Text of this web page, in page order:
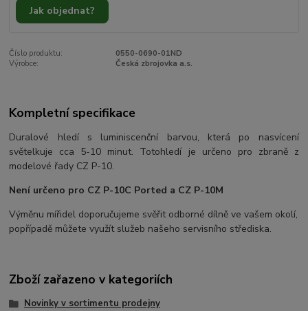
Jak objednat?
Číslo produktu:
0550-0690-01ND
Výrobce:
Česká zbrojovka a.s.
Kompletní specifikace
Duralové hledí s luminiscenční barvou, která po nasvícení
světelkuje cca 5-10 minut. Totohledí je určeno pro zbraně z
modelové řady CZ P-10.
Není určeno pro CZ P-10C Ported a CZ P-10M
Výměnu mířidel doporučujeme svěřit odborné dílně ve vašem okolí,
popřípadě můžete využít služeb našeho servisního střediska.
Zboží zařazeno v kategoriích
Novinky v sortimentu prodejny